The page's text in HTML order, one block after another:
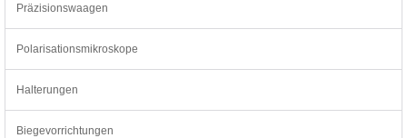
Präzisionswaagen
Polarisationsmikroskope
Halterungen
Biegevorrichtungen